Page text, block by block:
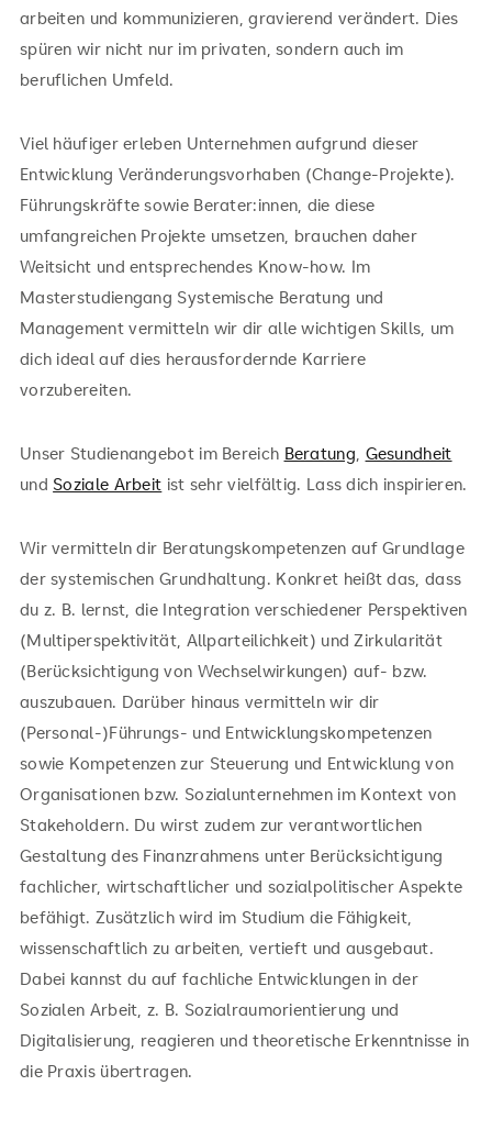
arbeiten und kommunizieren, gravierend verändert. Dies
spüren wir nicht nur im privaten, sondern auch im
beruflichen Umfeld.
Viel häufiger erleben Unternehmen aufgrund dieser
Entwicklung Veränderungsvorhaben (Change-Projekte).
Führungskräfte sowie Berater:innen, die diese
umfangreichen Projekte umsetzen, brauchen daher
Weitsicht und entsprechendes Know-how. Im
Masterstudiengang Systemische Beratung und
Management vermitteln wir dir alle wichtigen Skills, um
dich ideal auf dies herausfordernde Karriere
vorzubereiten.
Unser Studienangebot im Bereich Beratung, Gesundheit
und Soziale Arbeit ist sehr vielfältig. Lass dich inspirieren.
Wir vermitteln dir Beratungskompetenzen auf Grundlage
der systemischen Grundhaltung. Konkret heißt das, dass
du z. B. lernst, die Integration verschiedener Perspektiven
(Multiperspektivität, Allparteilichkeit) und Zirkularität
(Berücksichtigung von Wechselwirkungen) auf- bzw.
auszubauen. Darüber hinaus vermitteln wir dir
(Personal-)Führungs- und Entwicklungskompetenzen
sowie Kompetenzen zur Steuerung und Entwicklung von
Organisationen bzw. Sozialunternehmen im Kontext von
Stakeholdern. Du wirst zudem zur verantwortlichen
Gestaltung des Finanzrahmens unter Berücksichtigung
fachlicher, wirtschaftlicher und sozialpolitischer Aspekte
befähigt. Zusätzlich wird im Studium die Fähigkeit,
wissenschaftlich zu arbeiten, vertieft und ausgebaut.
Dabei kannst du auf fachliche Entwicklungen in der
Sozialen Arbeit, z. B. Sozialraumorientierung und
Digitalisierung, reagieren und theoretische Erkenntnisse in
die Praxis übertragen.